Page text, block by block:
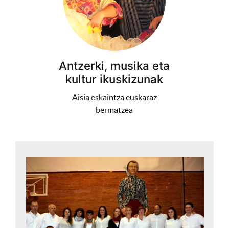
Antzerki, musika eta
kultur ikuskizunak
Aisia eskaintza euskaraz
bermatzea